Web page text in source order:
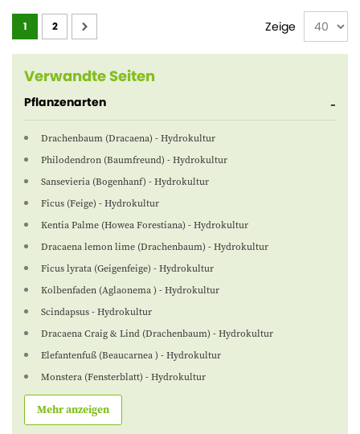
Seite
1 2 Zeige
Verwandte Seiten
Pflanzenarten
Drachenbaum (Dracaena) - Hydrokultur
Philodendron (Baumfreund) - Hydrokultur
Sansevieria (Bogenhanf) - Hydrokultur
Ficus (Feige) - Hydrokultur
Kentia Palme (Howea Forestiana) - Hydrokultur
Dracaena lemon lime (Drachenbaum) - Hydrokultur
Ficus lyrata (Geigenfeige) - Hydrokultur
Kolbenfaden (Aglaonema ) - Hydrokultur
Scindapsus - Hydrokultur
Dracaena Craig & Lind (Drachenbaum) - Hydrokultur
Elefantenfuß (Beaucarnea ) - Hydrokultur
Monstera (Fensterblatt) - Hydrokultur
Mehr anzeigen